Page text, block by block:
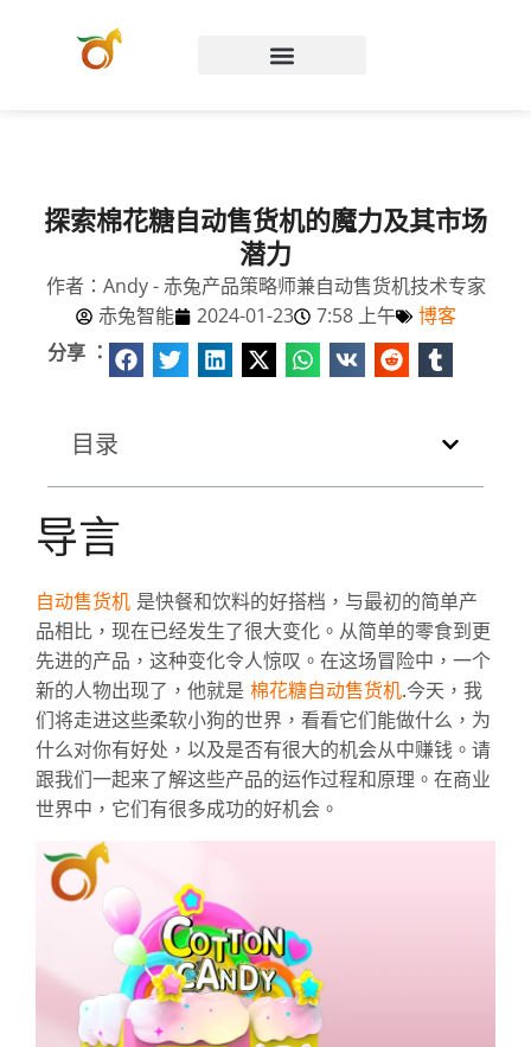
探索棉花糖自动售货机的魔力及其市场
潜力
作者：Andy - 赤兔产品策略师兼自动售货机技术专家
赤兔智能
2024-01-23 7:58 上午
博客
分享 ：
目录
导言
自动售货机 是快餐和饮料的好搭档，与最初的简单产
品相比，现在已经发生了很大变化。从简单的零食到更
先进的产品，这种变化令人惊叹。在这场冒险中，一个
新的人物出现了，他就是 棉花糖自动售货机.今天，我
们将走进这些柔软小狗的世界，看看它们能做什么，为
什么对你有好处，以及是否有很大的机会从中赚钱。请
跟我们一起来了解这些产品的运作过程和原理。在商业
世界中，它们有很多成功的好机会。